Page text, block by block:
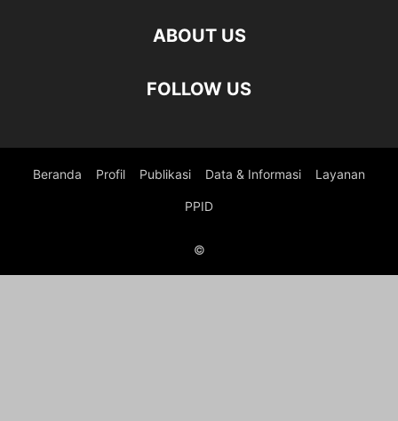
ABOUT US
FOLLOW US
Beranda Profil Publikasi Data & Informasi Layanan
PPID
©